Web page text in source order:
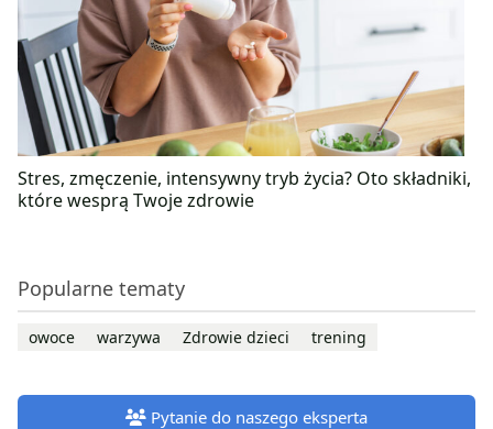
Stres, zmęczenie, intensywny tryb życia? Oto składniki,
które wesprą Twoje zdrowie
Popularne tematy
owoce warzywa Zdrowie dzieci trening
Pytanie do naszego eksperta